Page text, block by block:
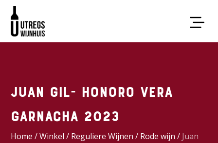
Juan Gil- Honoro Vera
Garnacha 2023
Home /Winkel / Reguliere Wijnen / Rode wijn / Juan